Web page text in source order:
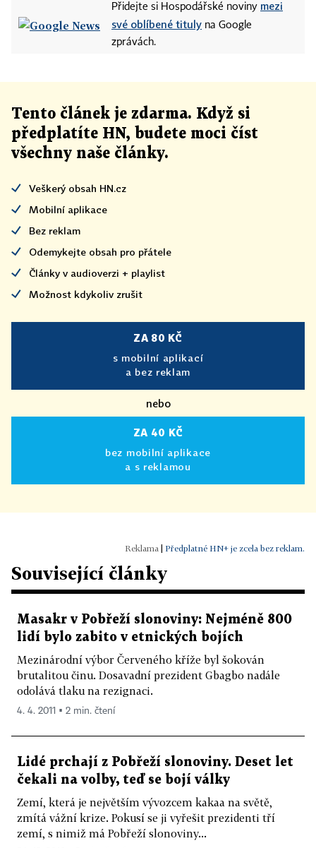
Přidejte si Hospodářské noviny mezi
své oblíbené tituly na Google
zprávách.
Tento článek je zdarma. Když si
předplatíte HN, budete moci číst
všechny naše články.
Veškerý obsah HN.cz
Mobilní aplikace
Bez reklam
Odemykejte obsah pro přátele
Články v audioverzi + playlist
Možnost kdykoliv zrušit
ZA 80 KČ
s mobilní aplikací
a bez reklam
nebo
ZA 40 KČ
bez mobilní aplikace
a s reklamou
Předplatné HN+ je zcela bez reklam.
Související články
Masakr v Pobřeží slonoviny: Nejméně 800
lidí bylo zabito v etnických bojích
Mezinárodní výbor Červeného kříže byl šokován
brutalitou činu. Dosavadní prezident Gbagbo nadále
odolává tlaku na rezignaci.
4. 4. 2011 ▪ 2 min. čtení
Lidé prchají z Pobřeží slonoviny. Deset let
čekali na volby, teď se bojí války
Zemí, která je největším vývozcem kakaa na světě,
zmítá vážní krize. Pokusí se ji vyřešit prezidenti tří
zemí, s nimiž má Pobřeží slonoviny...